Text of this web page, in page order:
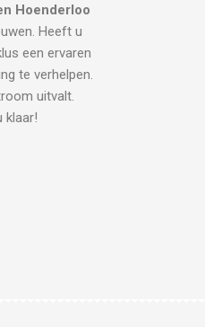
Hoenderloo
Heeft u
een ervaren
te verhelpen.
uitvalt.
klaar!